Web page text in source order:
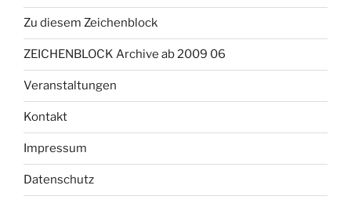
Zu diesem Zeichenblock
ZEICHENBLOCK Archive ab 2009 06
Veranstaltungen
Kontakt
Impressum
Datenschutz